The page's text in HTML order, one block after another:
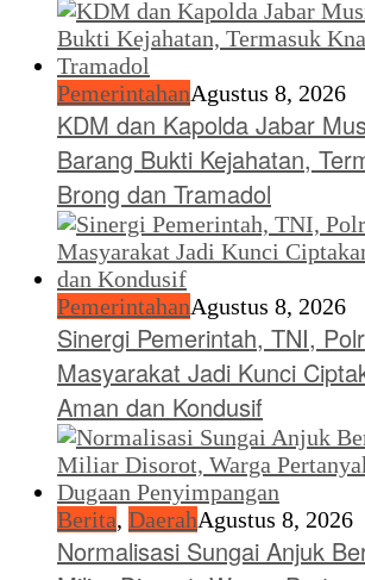
PemerintahanAgustus 8, 2026
KDM dan Kapolda Jabar
Barang Bukti Kejahatan,
Brong dan Tramadol
PemerintahanAgustus 8, 2026
Sinergi Pemerintah, TNI,
Masyarakat Jadi Kunci
Aman dan Kondusif
Berita, DaerahAgustus 8, 2026
Normalisasi Sungai Anjuk